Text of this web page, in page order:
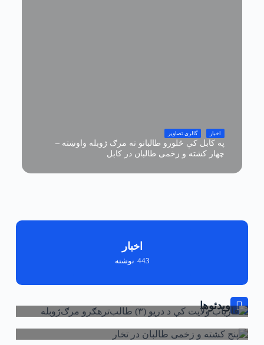
اخبار گالری تصاویر
په کابل کې څلورو طالبانو ته مرګ ژوبله واوښته –
چهار کشته و زخمی طالبان در کابل
اخبار
443 نوشته
ویدئوها
توسط نویسنده ۲۱ بهمن ۱۴۰۳
توسط ادمین وبسایت ۴ بهمن ۱۴۰۳